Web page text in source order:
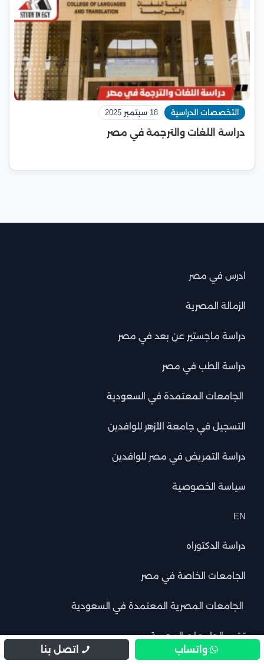
التخصصات الدراسية 18 سبتمبر 2025
دراسة اللغات والترجمة في مصر
ادرس في مصر
الزمالة المصرية
دراسة ماجستير عن بعد في مصر
دراسة الطب في مصر
الجامعات المعتمدة في السعودية
التسجيل في جامعة الأزهر للوافدين
دراسة التمريض في مصر للوافدين
سياسة الخصوصية
EN
دراسة الدكتوراه
الجامعات الخاصة في مصر
الجامعات المصرية المعتمدة في السعودية
ترتيب الجامعات المصرية
واتساب اتصل بنا